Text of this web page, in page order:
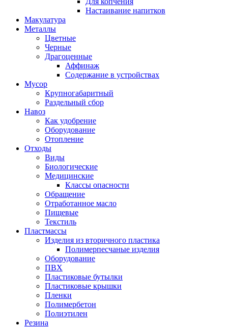
Настаивание напитков
Макулатура
Металлы
Цветные
Черные
Драгоценные
Аффинаж
Содержание в устройствах
Мусор
Крупногабаритный
Раздельный сбор
Навоз
Как удобрение
Оборудование
Отопление
Отходы
Виды
Биологические
Медицинские
Классы опасности
Обращение
Отработанное масло
Пищевые
Текстиль
Пластмассы
Изделия из вторичного пластика
Полимерпесчаные изделия
Оборудование
ПВХ
Пластиковые бутылки
Пластиковые крышки
Пленки
Полимербетон
Полиэтилен
Резина